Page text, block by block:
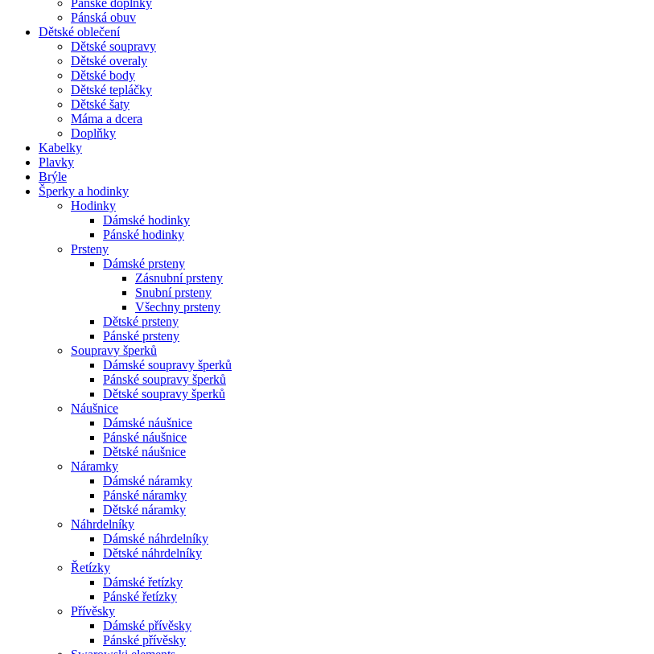
Pánské doplňky
Pánská obuv
Dětské oblečení
Dětské soupravy
Dětské overaly
Dětské body
Dětské tepláčky
Dětské šaty
Máma a dcera
Doplňky
Kabelky
Plavky
Brýle
Šperky a hodinky
Hodinky
Dámské hodinky
Pánské hodinky
Prsteny
Dámské prsteny
Zásnubní prsteny
Snubní prsteny
Všechny prsteny
Dětské prsteny
Pánské prsteny
Soupravy šperků
Dámské soupravy šperků
Pánské soupravy šperků
Dětské soupravy šperků
Náušnice
Dámské náušnice
Pánské náušnice
Dětské náušnice
Náramky
Dámské náramky
Pánské náramky
Dětské náramky
Náhrdelníky
Dámské náhrdelníky
Dětské náhrdelníky
Řetízky
Dámské řetízky
Pánské řetízky
Přívěsky
Dámské přívěsky
Pánské přívěsky